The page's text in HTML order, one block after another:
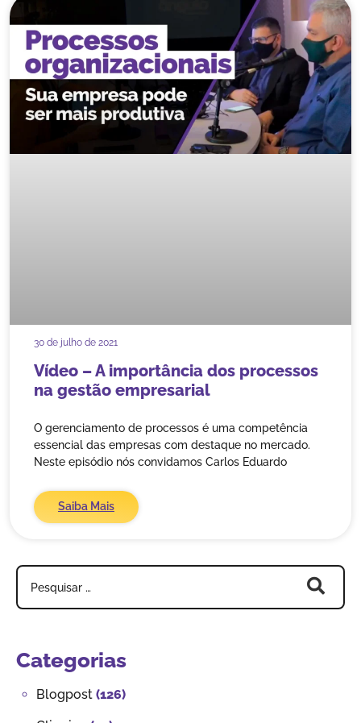
Vídeo – A importância dos processos
na gestão empresarial
O gerenciamento de processos é uma competência
essencial das empresas com destaque no mercado.
Neste episódio nós convidamos Carlos Eduardo
Saiba Mais
30 de julho de 2021
Categorias
Blogpost (126)